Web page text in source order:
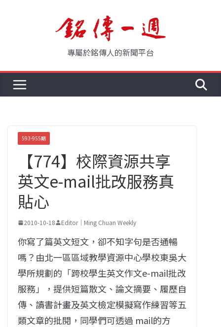
專屬於銘傳人的新聞平台
593-955期
【774】校際資源共享
英文e-mail批改服務真
貼心
2010-10-18 Editor｜Ming Chuan Weekly
你寫了篇英文短文，卻不知字句是否通暢
嗎？由北一區區域教學資源中心學校東吳大
學所規劃的「跨校學生英文作文e-mail批改
服務」，提供短篇散文、論文摘要、履歷自
傳、讀書計畫及英文檢定模擬寫作練習等五
類文章的批閱，同學們可透過 mail的方